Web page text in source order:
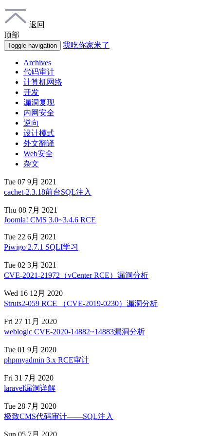
返回
顶部
Toggle navigation 我吃你家米了
Archives
代码审计
计算机网络
开发
漏洞复现
内网安全
逆向
设计模式
外文翻译
Web安全
杂文
Tue 07 9月 2021
cachet-2.3.18前台SQL注入
Thu 08 7月 2021
Joomla! CMS 3.0~3.4.6 RCE
Tue 22 6月 2021
Piwigo 2.7.1 SQLI学习
Tue 02 3月 2021
CVE-2021-21972（vCenter RCE）漏洞分析
Wed 16 12月 2020
Struts2-059 RCE （CVE-2019-0230）漏洞分析
Fri 27 11月 2020
weblogic CVE-2020-14882~14883漏洞分析
Tue 01 9月 2020
phpmyadmin 3.x RCE审计
Fri 31 7月 2020
laravel漏洞详解
Tue 28 7月 2020
极致CMS代码审计——SQL注入
Sun 05 7月 2020